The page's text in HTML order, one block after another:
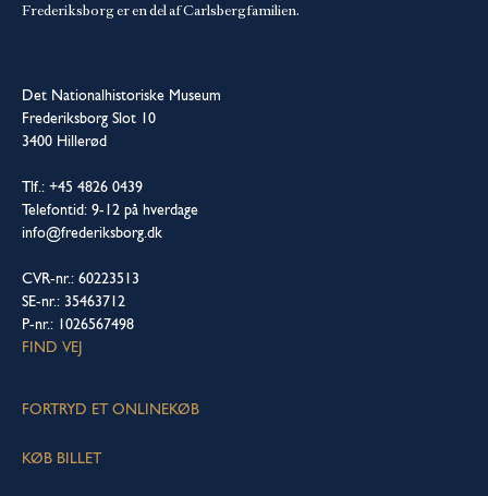
Frederiksborg er en del af Carlsbergfamilien.
Det Nationalhistoriske Museum
Frederiksborg Slot 10
3400 Hillerød
Tlf.: +45 4826 0439
Telefontid: 9-12 på hverdage
info@frederiksborg.dk
CVR-nr.: 60223513
SE-nr.: 35463712
P-nr.: 1026567498
FIND VEJ
FORTRYD ET ONLINEKØB
KØB BILLET